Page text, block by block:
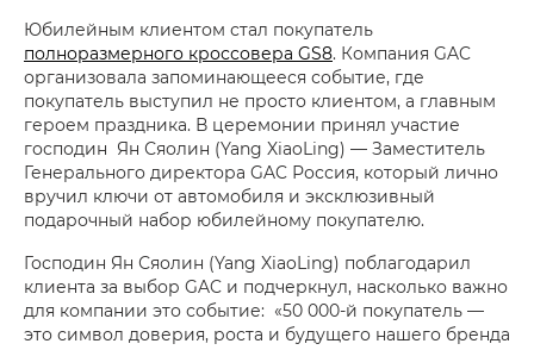
Юбилейным клиентом стал покупатель
полноразмерного кроссовера GS8. Компания GAC
организовала запоминающееся событие, где
покупатель выступил не просто клиентом, а главным
героем праздника. В церемонии принял участие
господин Ян Сяолин (Yang XiaoLing) — Заместитель
Генерального директора GAC Россия, который лично
вручил ключи от автомобиля и эксклюзивный
подарочный набор юбилейному покупателю.
Господин Ян Сяолин (Yang XiaoLing) поблагодарил
клиента за выбор GAC и подчеркнул, насколько важно
для компании это событие: «50 000-й покупатель —
это символ доверия, роста и будущего нашего бренда